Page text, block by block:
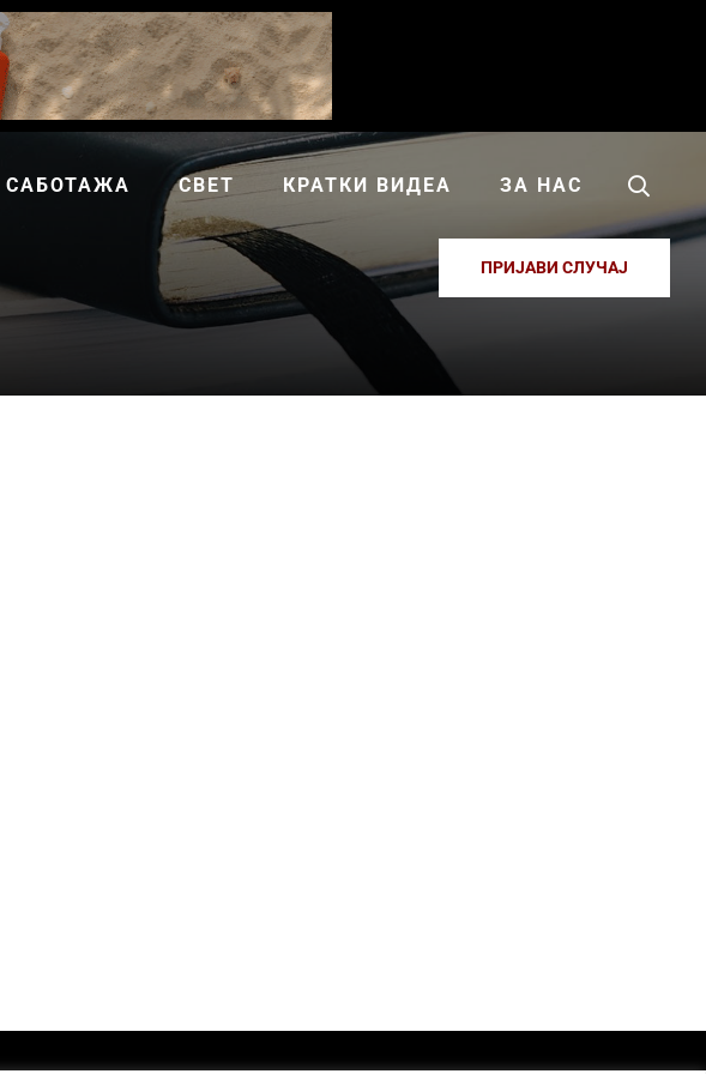
САБОТАЖА СВЕТ КРАТКИ ВИДЕА ЗА НАС
ПРИЈАВИ СЛУЧАЈ